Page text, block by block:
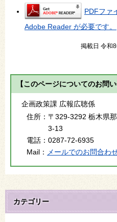
PDFファ
Adobe Reader が必要です。
掲載日 令和
【このページについてのお問い
企画政策課 広報広聴係
住所： 〒329-3292 栃木県
3-13
電話： 0287-72-6935
Mail：
メールでのお問合わ
カテゴリー